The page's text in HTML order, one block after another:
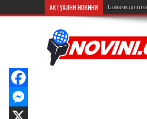
АКТУАЛНИ НОВИНИ Близки до